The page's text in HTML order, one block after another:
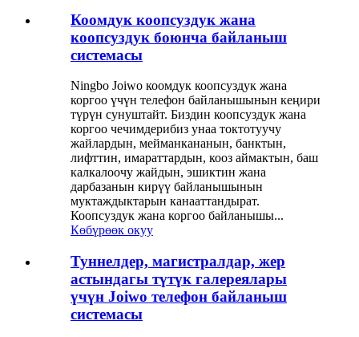
Коомдук коопсуздук жана
коопсуздук боюнча байланыш
системасы
Ningbo Joiwo коомдук коопсуздук жана
коргоо үчүн телефон байланышынын кеңири
түрүн сунуштайт. Биздин коопсуздук жана
коргоо чечимдерибиз унаа токтотуучу
жайлардын, мейманкананын, банктын,
лифттин, имараттардын, кооз аймактын, баш
калкалоочу жайдын, эшиктин жана
дарбазанын кирүү байланышынын
муктаждыктарын канааттандырат.
Коопсуздук жана коргоо байланышы...
Көбүрөөк окуу
Туннелдер, магистралдар, жер
астындагы түтүк галереялары
үчүн Joiwo телефон байланыш
системасы